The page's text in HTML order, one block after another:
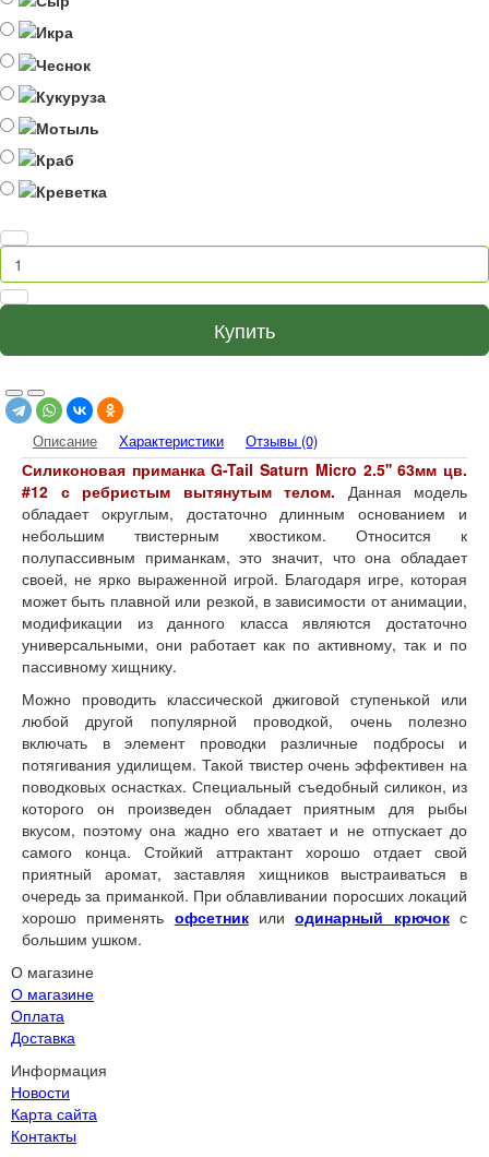
Купить
Описание Характеристики Отзывы (0)
Силиконовая приманкаG-Tail Saturn Micro 2.5'' 63мм цв.
#12 с ребристым вытянутым телом. Данная модель
обладает округлым, достаточно длинным основанием и
небольшим твистерным хвостиком. Относится к
полупассивным приманкам, это значит, что она обладает
своей, не ярко выраженной игрой. Благодаря игре, которая
может быть плавной или резкой, в зависимости от анимации,
модификации из данного класса являются достаточно
универсальными, они работает как по активному, так и по
пассивному хищнику.
Можно проводить классической джиговой ступенькой или
любой другой популярной проводкой, очень полезно
включать в элемент проводки различные подбросы и
потягивания удилищем. Такой твистер очень эффективен на
поводковых оснастках. Специальный съедобный силикон, из
которого он произведен обладает приятным для рыбы
вкусом, поэтому она жадно его хватает и не отпускает до
самого конца. Стойкий аттрактант хорошо отдает свой
приятный аромат, заставляя хищников выстраиваться в
очередь за приманкой. При облавливании поросших локаций
хорошо применять офсетникилиодинарный крючокс
большим ушком.
О магазине
О магазине
Оплата
Доставка
Информация
Новости
Карта сайта
Контакты